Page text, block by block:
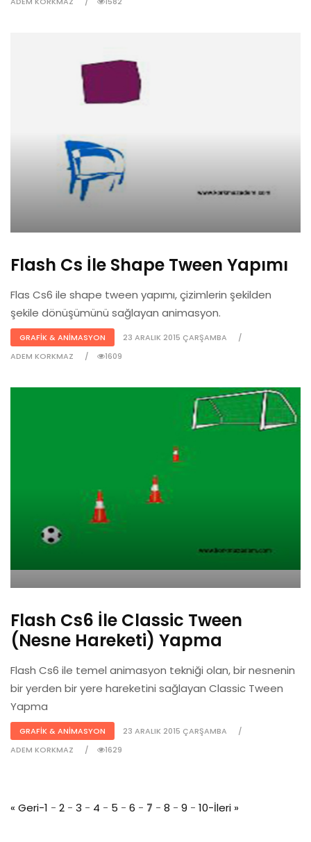
Flash Cs İle Shape Tween Yapımı
Flas Cs6 ile shape tween yapımı, çizimlerin şekilden
şekile dönüşümünü sağlayan animasyon.
GRAFIK & ANIMASYON
23 ARALIK 2015 ÇARŞAMBA
ADEM KORKMAZ
1609
Flash Cs6 İle Classic Tween
(Nesne Hareketi) Yapma
Flash Cs6 ile temel animasyon tekniği olan, bir nesnenin
bir yerden bir yere hareketini sağlayan Classic Tween
Yapma
GRAFIK & ANIMASYON
23 ARALIK 2015 ÇARŞAMBA
ADEM KORKMAZ
1629
« Geri-1 - 2 - 3 - 4 - 5 - 6 - 7 - 8 - 9 - 10-İleri »